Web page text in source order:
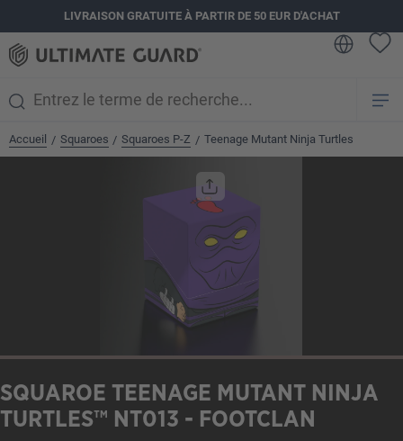
principalLIVRAISON GRATUITE À PARTIR DE 50 EUR D'ACHAT
Accueil / Squaroes / Squaroes P-Z / Teenage Mutant Ninja Turtles
SQUAROE TEENAGE MUTANT NINJA
TURTLES™ NT013 - FOOTCLAN